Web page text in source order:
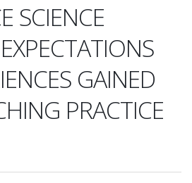
SCIENCE
GAINED
PRACTICE